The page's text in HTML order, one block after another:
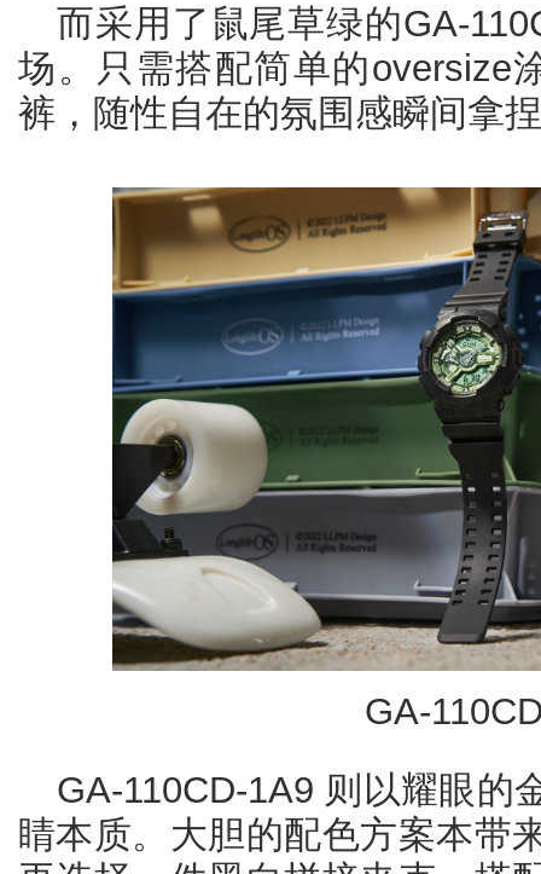
而采用了鼠尾草绿的GA-
场。只需搭配简单的oversize
裤，随性自在的氛围感瞬间拿
GA-
GA-110CD-1A9 则以耀眼的
睛本质。大胆的配色方案本带